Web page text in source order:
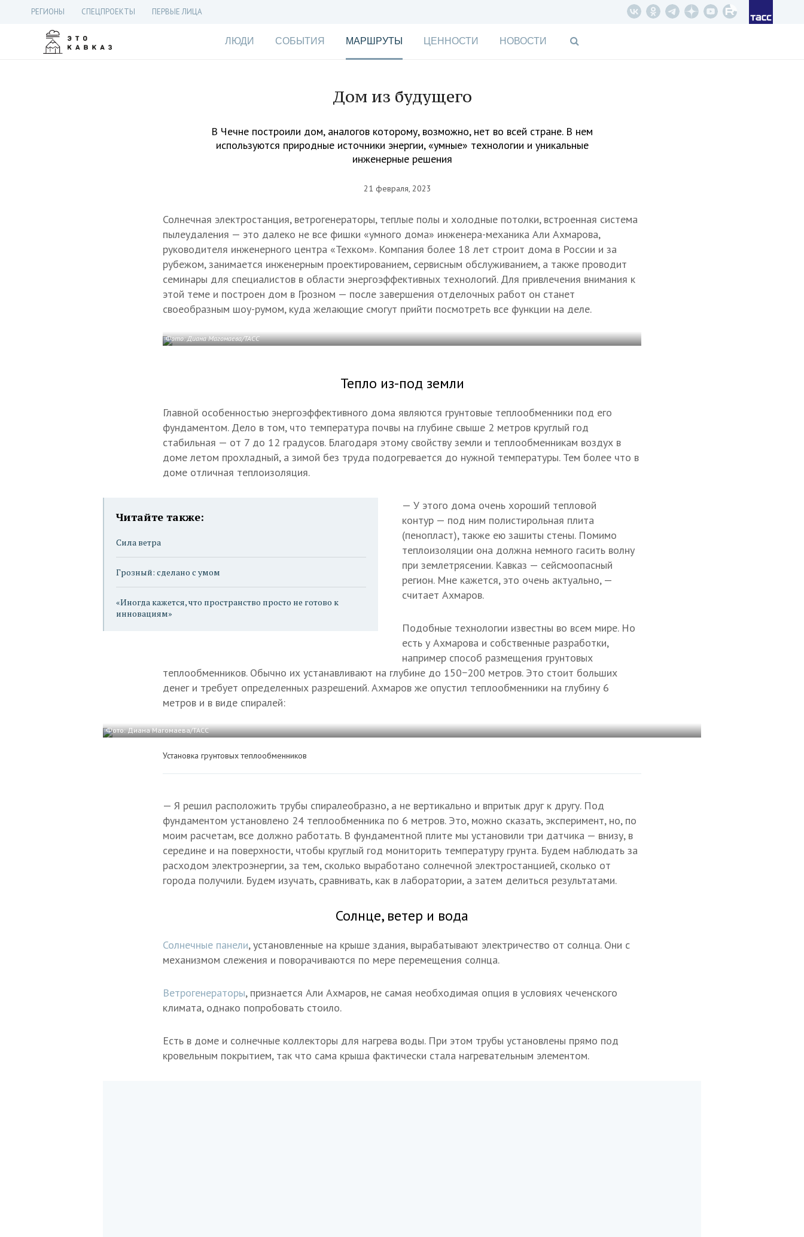
РЕГИОНЫ СПЕЦПРОЕКТЫ ПЕРВЫЕ ЛИЦА
ЛЮДИ СОБЫТИЯ МАРШРУТЫ ЦЕННОСТИ НОВОСТИ
Дом из будущего
В Чечне построили дом, аналогов которому, возможно, нет во всей стране. В нем
используются природные источники энергии, «умные» технологии и уникальные
инженерные решения
21 февраля, 2023
Солнечная электростанция, ветрогенераторы, теплые полы и холодные потолки, встроенная система
пылеудаления — это далеко не все фишки «умного дома» инженера-механика Али Ахмарова,
руководителя инженерного центра «Техком». Компания более 18 лет строит дома в России и за
рубежом, занимается инженерным проектированием, сервисным обслуживанием, а также проводит
семинары для специалистов в области энергоэффективных технологий. Для привлечения внимания к
этой теме и построен дом в Грозном — после завершения отделочных работ он станет
своеобразным шоу-румом, куда желающие смогут прийти посмотреть все функции на деле.
Фото: Диана Магомаева/ТАСС
Тепло из-под земли
Главной особенностью энергоэффективного дома являются грунтовые теплообменники под его
фундаментом. Дело в том, что температура почвы на глубине свыше 2 метров круглый год
стабильная — от 7 до 12 градусов. Благодаря этому свойству земли и теплообменникам воздух в
доме летом прохладный, а зимой без труда подогревается до нужной температуры. Тем более что в
доме отличная теплоизоляция.
Читайте также:
Сила ветра
Грозный: сделано с умом
«Иногда кажется, что пространство просто не готово к
инновациям»
— У этого дома очень хороший тепловой
контур — под ним полистирольная плита
(пенопласт), также ею зашиты стены. Помимо
теплоизоляции она должна немного гасить волну
при землетрясении. Кавказ — сейсмоопасный
регион. Мне кажется, это очень актуально, —
считает Ахмаров.
Подобные технологии известны во всем мире. Но
есть у Ахмарова и собственные разработки,
например способ размещения грунтовых
теплообменников. Обычно их устанавливают на глубине до 150−200 метров. Это стоит больших
денег и требует определенных разрешений. Ахмаров же опустил теплообменники на глубину 6
метров и в виде спиралей:
Фото: Диана Магомаева/ТАСС
Установка грунтовых теплообменников
— Я решил расположить трубы спиралеобразно, а не вертикально и впритык друг к другу. Под
фундаментом установлено 24 теплообменника по 6 метров. Это, можно сказать, эксперимент, но, по
моим расчетам, все должно работать. В фундаментной плите мы установили три датчика — внизу, в
середине и на поверхности, чтобы круглый год мониторить температуру грунта. Будем наблюдать за
расходом электроэнергии, за тем, сколько выработано солнечной электростанцией, сколько от
города получили. Будем изучать, сравнивать, как в лаборатории, а затем делиться результатами.
Солнце, ветер и вода
Солнечные панели, установленные на крыше здания, вырабатывают электричество от солнца. Они с
механизмом слежения и поворачиваются по мере перемещения солнца.
Ветрогенераторы, признается Али Ахмаров, не самая необходимая опция в условиях чеченского
климата, однако попробовать стоило.
Есть в доме и солнечные коллекторы для нагрева воды. При этом трубы установлены прямо под
кровельным покрытием, так что сама крыша фактически стала нагревательным элементом.